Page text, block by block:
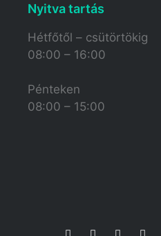
Nyitva tartás​
Hétfőtől – csütörtökig
08:00 – 16:00
Pénteken
08:00 – 15:00